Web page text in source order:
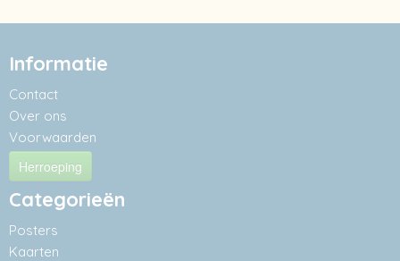
Informatie
Contact
Over ons
Voorwaarden
Herroeping
Categorieën
Posters
Kaarten